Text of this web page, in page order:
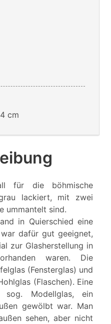
cm
für die böhmische
lackiert, mit zwei
ummantelt sind.
in Quierschied eine
dafür gut geeignet,
zur Glasherstellung in
waren. Die
(Fensterglas) und
(Flaschen). Eine
sog. Modellglas, ein
gewölbt war. Man
sehen, aber nicht